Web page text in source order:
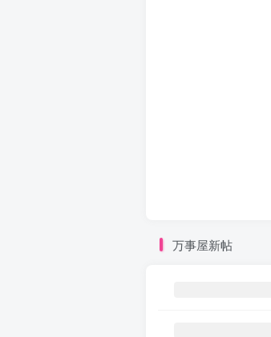
万事屋新帖